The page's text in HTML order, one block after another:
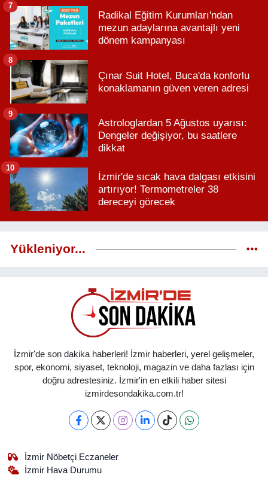
Radikal Eğitim Kurumları'ndan
mezun adaylarına avantajlı yeni
dönem kampanyası
7
Çınar Suit Hotel, Buca'da konforlu
konaklamanın güven veren adresi
8
Astrologlardan 5 Ağustos uyarısı:
Dengeler değişiyor, bu saatlere
dikkat
9
İzmir'de sıcak hava dalgası etkisini
artırıyor! Termometreler 38
dereceyi görecek
10
Yükleniyor...
İzmir'de son dakika haberleri! İzmir haberleri, yerel gelişmeler,
spor, ekonomi, siyaset, teknoloji, magazin ve daha fazlası için
doğru adrestesiniz. İzmir'in en etkili haber sitesi
izmirdesondakika.com.tr!
İzmir Nöbetçi Eczaneler
İzmir Hava Durumu